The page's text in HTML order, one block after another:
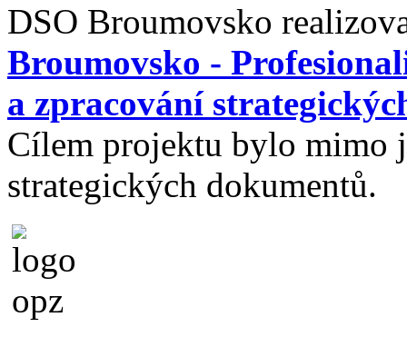
DSO Broumovsko
Broumovsko -
a zpracování
Cílem projektu bylo mimo
strategických dokumentů.